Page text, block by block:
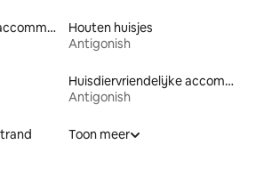
Gezinsvriendelijke accommodaties
Houten huisjes
Antigonish
Huisdiervriendelijke accommodaties
Antigonish
Toon meer